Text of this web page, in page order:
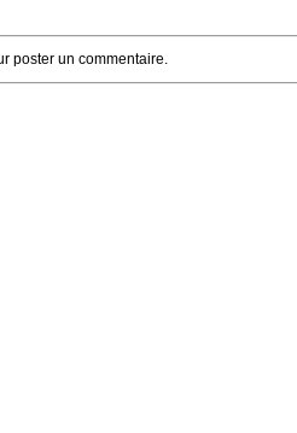
poster un commentaire.